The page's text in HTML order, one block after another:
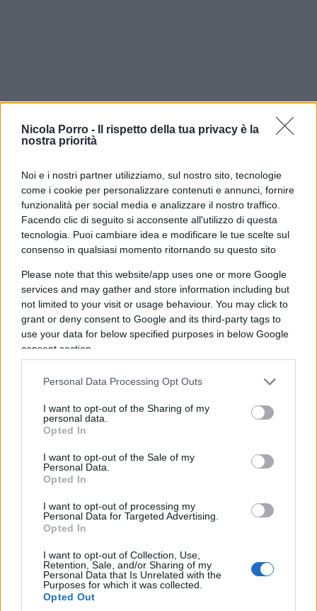
Nicola Porro -
Il rispetto della tua privacy è la
nostra priorità
Noi e i nostri partner utilizziamo, sul nostro sito, tecnologie
come i cookie per personalizzare contenuti e annunci, fornire
funzionalità per social media e analizzare il nostro traffico.
Facendo clic di seguito si acconsente all'utilizzo di questa
tecnologia. Puoi cambiare idea e modificare le tue scelte sul
consenso in qualsiasi momento ritornando su questo sito
Please note that this website/app uses one or more Google
services and may gather and store information including but
not limited to your visit or usage behaviour. You may click to
grant or deny consent to Google and its third-party tags to
use your data for below specified purposes in below Google
consent section.
Personal Data Processing Opt Outs
I want to opt-out of the Sharing of my
personal data.
Opted In
I want to opt-out of the Sale of my
Personal Data.
Opted In
I want to opt-out of processing my
Personal Data for Targeted Advertising.
Opted In
I want to opt-out of Collection, Use,
Retention, Sale, and/or Sharing of my
Personal Data that Is Unrelated with the
Purposes for which it was collected.
Opted Out
Lei quella diretta non la seguì ma con il tempo è
arrivata a una convinzione: quei brani,
semplicemente sbagliati per un contesto da “notte
di Capodanno”, fosseroun messaggio in codice
rivolto a loro due . Una dichiarazione mandata in
mondovisione a chi, quella sera, aveva scelto di
non ascoltare.
È un dettaglio che, letto oggi, acquistail peso di
un presagio. Se quel segnale fosse arrivato — se
Fabiola avesse acceso la televisione quella notte,
raccolte e non lasciate cadere — la storia tra i due
si sarebbe chiusa diversamente nei quattro giorni
che restavano? O il destino, come dice lei stessa
parlando del caso e del non caso nella loro storia,
aveva già scritto un’altra pagina, indipendente da
qualunque riavvicinamento?